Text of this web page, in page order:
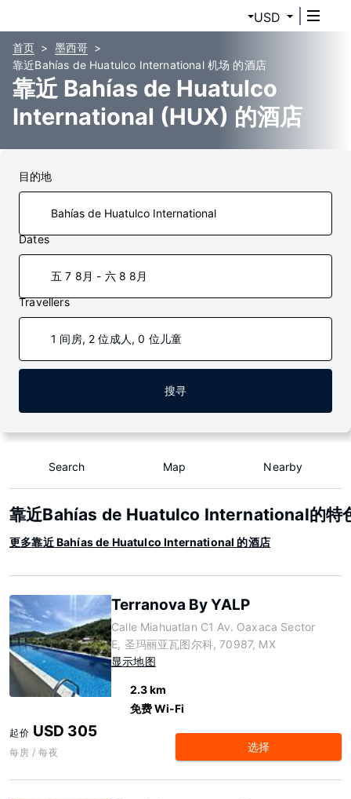
USD
首页
墨西哥
靠近Bahías de Huatulco International 机场 的酒店
靠近 Bahías de Huatulco
International (HUX) 的酒店
目的地
Dates
五 7 8月 - 六 8 8月
Travellers
1 间房, 2 位成人, 0 位儿童
搜寻
Search Map Nearby
靠近Bahías de Huatulco International的特
更多靠近 Bahías de Huatulco International 的酒店
Terranova By YALP
Calle Miahuatlan C1 Av. Oaxaca Sector
E, 圣玛丽亚瓦图尔科, 70987, MX
显示地图
2.3 km
免费 Wi-Fi
起价 USD 305
每房 / 每夜 选择